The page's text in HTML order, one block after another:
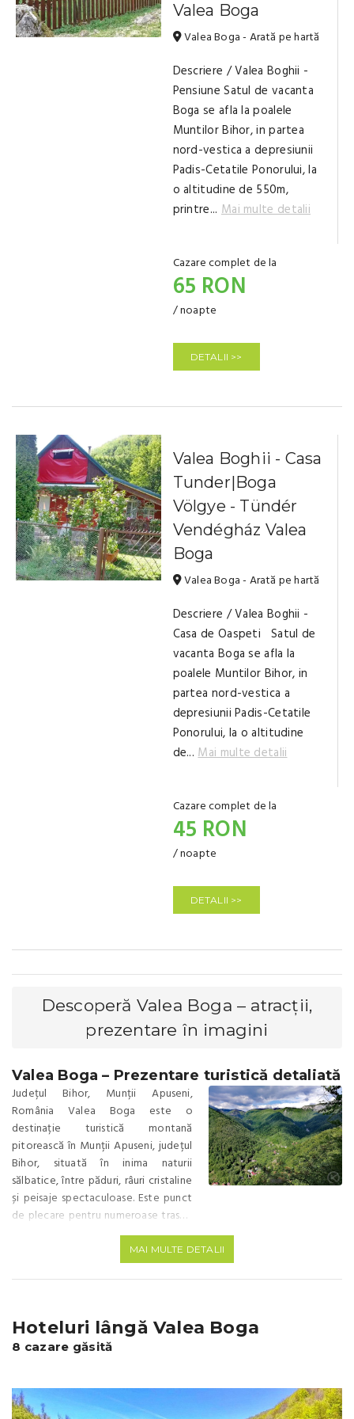
Valea Boga
Valea Boga - Arată pe hartă
Descriere / Valea Boghii -
Pensiune Satul de vacanta
Boga se afla la poalele
Muntilor Bihor, in partea
nord-vestica a depresiunii
Padis-Cetatile Ponorului, la
o altitudine de 550m,
printre... Mai multe detalii
Cazare complet de la
65 RON
/ noapte
DETALII >>
Valea Boghii - Casa
Tunder|Boga
Völgye - Tündér
Vendégház Valea
Boga
Valea Boga - Arată pe hartă
Descriere / Valea Boghii -
Casa de Oaspeti Satul de
vacanta Boga se afla la
poalele Muntilor Bihor, in
partea nord-vestica a
depresiunii Padis-Cetatile
Ponorului, la o altitudine
de...Mai multe detalii
Cazare complet de la
45 RON
/ noapte
DETALII >>
Descoperă Valea Boga – atracții,
prezentare în imagini
Valea Boga – Prezentare turistică detaliată
Județul Bihor, Munții Apuseni,
România Valea Boga este o
destinație turistică montană
pitorească în Munții Apuseni, județul
Bihor, situată în inima naturii
sălbatice, între păduri, râuri cristaline
și peisaje spectaculoase. Este punct
de plecare pentru numeroase trasee
montane, cascadă, chei și pentru
faimosul Platou Padiș, apreciat de
drumeți, speologi și iubitori de
natură. Localizare și acces • Distanță
~1 h 30 min cu mașina pe E79 și
DJ764/DJ764A. • Distanță până la
Platoul Padiș (Platoul Padiș): ~13 km
mașina. • Altitudine: ~550 – 800 m
deasupra nivelului mării în zonă. •
MAI MULTE DETALII
Hoteluri lângă Valea Boga
8 cazare găsită